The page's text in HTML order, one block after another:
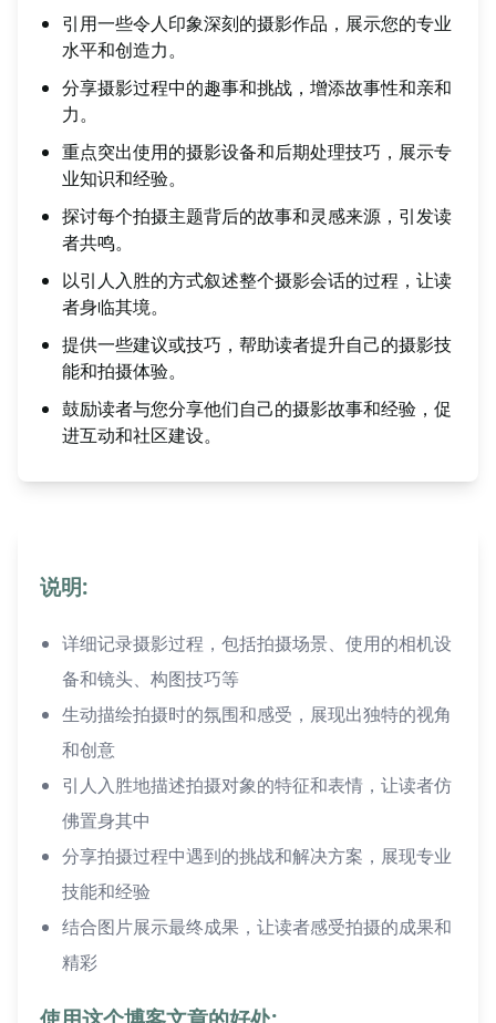
引用一些令人印象深刻的摄影作品，展示您的专业
水平和创造力。
分享摄影过程中的趣事和挑战，增添故事性和亲和
力。
重点突出使用的摄影设备和后期处理技巧，展示专
业知识和经验。
探讨每个拍摄主题背后的故事和灵感来源，引发读
者共鸣。
以引人入胜的方式叙述整个摄影会话的过程，让读
者身临其境。
提供一些建议或技巧，帮助读者提升自己的摄影技
能和拍摄体验。
鼓励读者与您分享他们自己的摄影故事和经验，促
进互动和社区建设。
说明:
详细记录摄影过程，包括拍摄场景、使用的相机设
备和镜头、构图技巧等
生动描绘拍摄时的氛围和感受，展现出独特的视角
和创意
引人入胜地描述拍摄对象的特征和表情，让读者仿
佛置身其中
分享拍摄过程中遇到的挑战和解决方案，展现专业
技能和经验
结合图片展示最终成果，让读者感受拍摄的成果和
精彩